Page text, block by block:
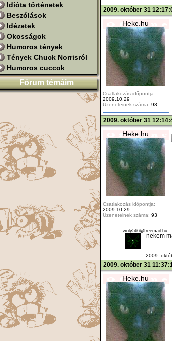
Idióta történetek
Beszólások
Idézetek
Okosságok
Humoros tények
Tények Chuck Norrisról
Humoros cuccok
Fórum témáim
2009. október 31
Heke.hu
Csatlakozás időpontja:
2009.10.29
Üzeneteinek száma: 93
2009. október 31
Heke.hu
Csatlakozás időpontja:
2009.10.29
Üzeneteinek száma: 93
woly566@freemail.hu
nekem
2009.
2009. október 31
Heke.hu